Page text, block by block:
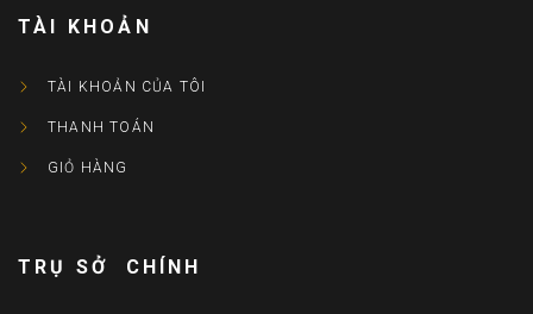
TÀI KHOẢN
TÀI KHOẢN CỦA TÔI
THANH TOÁN
GIỎ HÀNG
TRỤ SỞ CHÍNH